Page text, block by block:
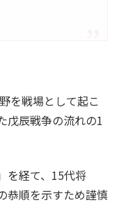
を戦場として起こ
戊辰戦争の流れの1
を経て、15代将
恭順を示すため謹慎